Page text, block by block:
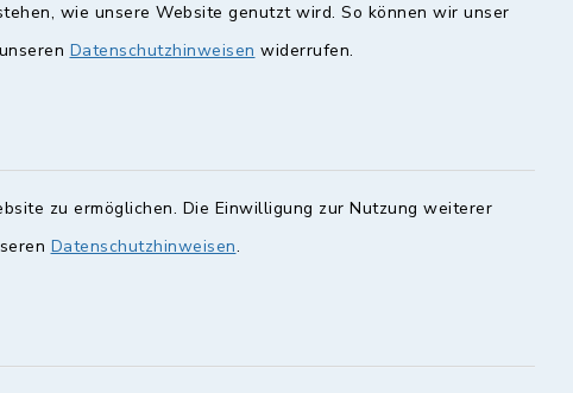
wie unsere Website genutzt wird. So können wir unser
Datenschutzhinweisen widerrufen.
zu ermöglichen. Die Einwilligung zur Nutzung weiterer
Datenschutzhinweisen.
statt.
Sie hier.
Quicklinks
Obermain Jura
Veranstaltungskalender
geoPortal Lichtenfels